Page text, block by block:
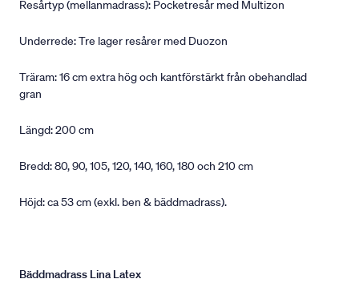
Resårtyp (mellanmadrass): Pocketresår med Multizon
Underrede: Tre lager resårer med Duozon
Träram: 16 cm extra hög och kantförstärkt från obehandlad
gran
Längd: 200 cm
Bredd: 80, 90, 105, 120, 140, 160, 180 och 210 cm
Höjd: ca 53 cm (exkl. ben & bäddmadrass).
Bäddmadrass Lina Latex